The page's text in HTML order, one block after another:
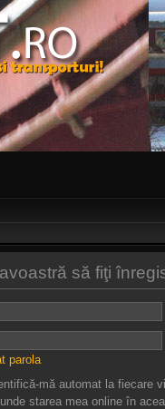
să fiţi
parola
mă automat la fiecare
starea mea online în